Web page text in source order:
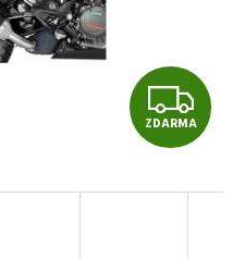
Z
D
A
ZDARMA